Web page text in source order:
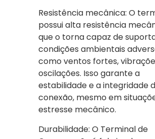
Resistência mecânica: O
possui alta resistência
que o torna capaz de
condições ambientais
como ventos fortes,
oscilações. Isso garante a
estabilidade e a integridade
conexão, mesmo em
estresse mecânico.
Durabilidade: O Terminal de